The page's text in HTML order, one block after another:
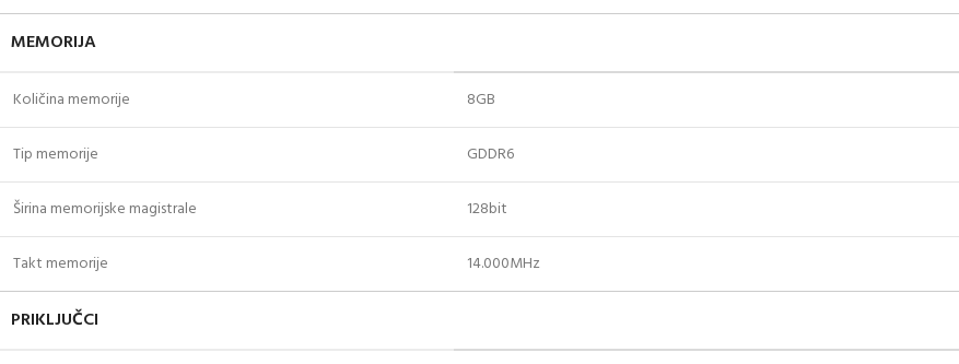
MEMORIJA
Količina memorije 8GB
Tip memorije GDDR6
Širina memorijske magistrale 128bit
Takt memorije 14.000MHz
PRIKLJUČCI